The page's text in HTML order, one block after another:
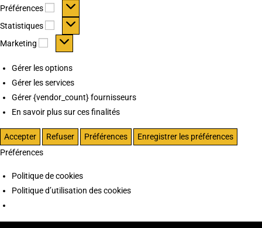
Préférences
Préférences
Statistiques Statistiques
Marketing Marketing
Gérer les options
Gérer les services
Gérer {vendor_count} fournisseurs
En savoir plus sur ces finalités
Accepter Refuser Préférences
Enregistrer les préférences
Préférences
Politique de cookies
Politique d’utilisation des cookies